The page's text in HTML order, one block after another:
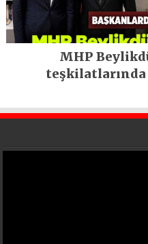
MHP
teşkilatlarında